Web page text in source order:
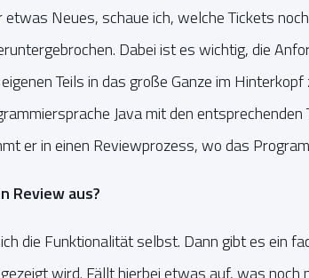
etwas Neues, schaue ich, welche Tickets
Dabei ist es wichtig, die
Teils in das große Ganze im
Java mit den entsprechenden
er in einen Reviewprozess, wo das
Review aus?
die Funktionalität selbst. Dann gibt es ein
wird. Fällt hierbei etwas auf, was